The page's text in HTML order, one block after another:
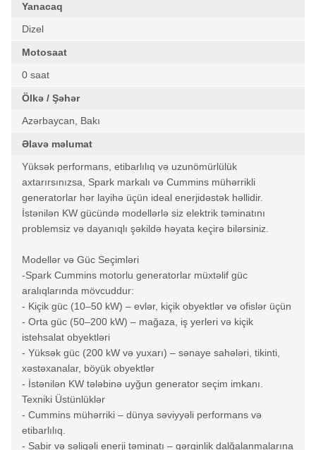
Yanacaq
Dizel
Motosaat
0 saat
Ölkə / Şəhər
Azərbaycan, Bakı
Əlavə məlumat
Yüksək performans, etibarlılıq və uzunömürlülük
axtarırsınızsa, Spark markalı və Cummins mühərrikli
generatorlar hər layihə üçün ideal enerjidəstək həllidir.
İstənilən KW gücündə modellərlə siz elektrik təminatını
problemsiz və dayanıqlı şəkildə həyata keçirə bilərsiniz.
Modellər və Güc Seçimləri
-Spark Cummins motorlu generatorlar müxtəlif güc
aralıqlarında mövcuddur:
- Kiçik güc (10–50 kW) – evlər, kiçik obyektlər və ofislər üçün
- Orta güc (50–200 kW) – mağaza, iş yerleri və kiçik
istehsalat obyektləri
- Yüksək güc (200 kW və yuxarı) – sənaye sahələri, tikinti,
xəstəxanalar, böyük obyektlər
- İstənilən KW tələbinə uyğun generator seçim imkanı.
Texniki Üstünlüklər
- Cummins mühərriki – dünya səviyyəli performans və
etibarlılıq.
- Sabir və səliqəli enerji təminatı – gərginlik dalğalanmalarına